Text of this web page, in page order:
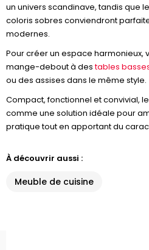
un univers scandinave, tandis que
coloris sobres conviendront
modernes.
Pour créer un espace harmonieux,
mange-debout à destables
ou des assises dans le même style.
Compact, fonctionnel et convivial,
comme une solution idéale pour
pratique tout en apportant du
À découvrir aussi :
Meuble de cuisine